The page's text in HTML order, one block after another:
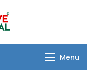
Nevegal
Menu